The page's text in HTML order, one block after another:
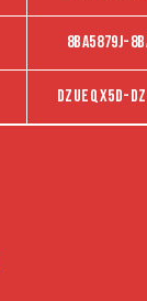
8BA5879J-
dzueqx5d-